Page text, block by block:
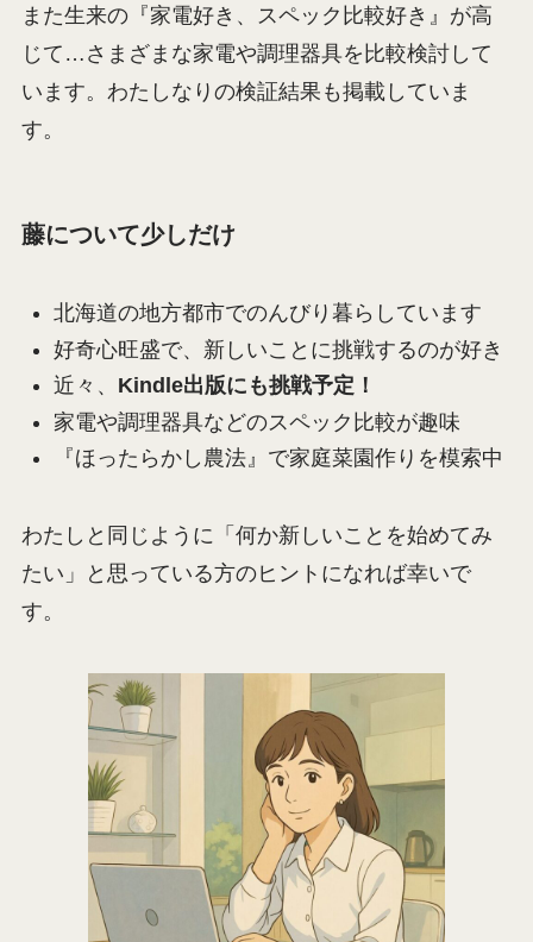
また生来の『家電好き、スペック比較好き』が高
じて…さまざまな家電や調理器具を比較検討して
います。わたしなりの検証結果も掲載していま
す。
藤について少しだけ
北海道の地方都市でのんびり暮らしています
好奇心旺盛で、新しいことに挑戦するのが好き
近々、 Kindle出版にも挑戦予定！
家電や調理器具などのスペック比較が趣味
『ほったらかし農法』で家庭菜園作りを模索中
わたしと同じように「何か新しいことを始めてみ
たい」と思っている方のヒントになれば幸いで
す。